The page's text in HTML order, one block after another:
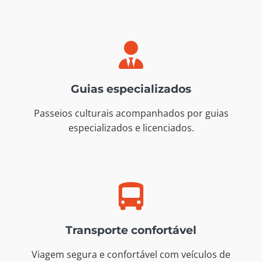
Guias especializados
Passeios culturais acompanhados por guias
especializados e licenciados.
Transporte confortável
Viagem segura e confortável com veículos de